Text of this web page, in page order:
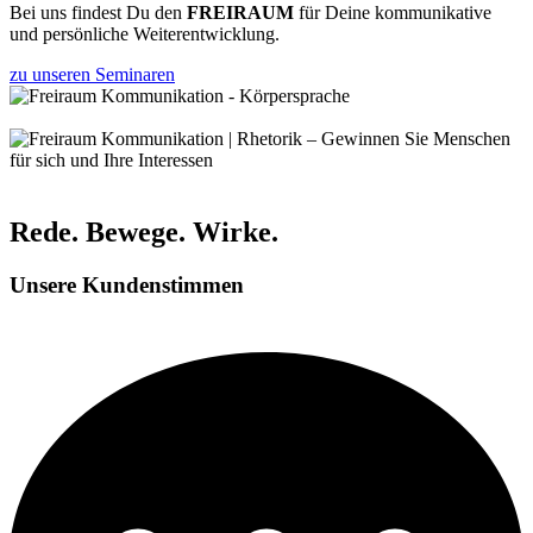
Bei uns findest Du den FREIRAUM für Deine kommunikative
und persönliche Weiterentwicklung.
zu unseren Seminaren
Rede. Bewege. Wirke.
Unsere Kundenstimmen